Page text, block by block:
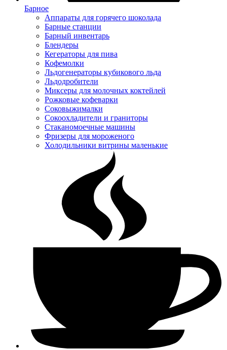
Барное
Аппараты для горячего шоколада
Барные станции
Барный инвентарь
Блендеры
Кегераторы для пива
Кофемолки
Льдогенераторы кубикового льда
Льдодробители
Миксеры для молочных коктейлей
Рожковые кофеварки
Соковыжималки
Сокоохладители и граниторы
Стаканомоечные машины
Фризеры для мороженого
Холодильники витрины маленькие